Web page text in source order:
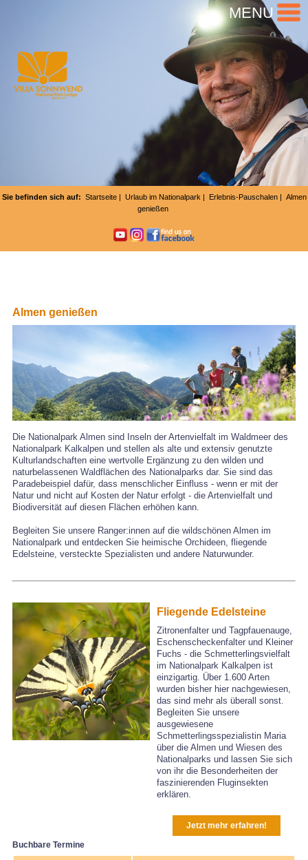
MENU
Sie befinden sich auf: Startseite| Urlaub im Nationalpark | Erlebnis-Pauschalen| Almen
genießen
Almen genießen
Die Nationalpark Almen sind Inseln der Artenvielfalt im Waldmeer des
Nationalpark Kalkalpen und stellen als alte und extensiv genutzte
Kulturlandschaften eine wertvolle Ergänzung zu den wilden und
naturbelassenen Waldflächen des Nationalparks dar. Sie sind das
Paradebeispiel dafür, dass menschlicher Einfluss - wenn er mit der
Natur und nicht auf Kosten der Natur erfolgt - die Artenvielfalt und
Biodiversität auf diesen Flächen erhöhen kann.
Begleiten Sie unsere Ranger:innen auf die wildschönen Almen im
Nationalpark und entdecken Sie heimische Orchideen, fliegende
Edelsteine, versteckte Spezialisten und andere Naturwunder.
Fliegende Edelsteine
Zitronenfalter und Tagpfauenauge,
Eschenscheckenfalter und Kleiner
Fuchs - die Schmetterlingsvielfalt
im Nationalpark Kalkalpen ist
einzigartig. Über 1.600 Arten
wurden bisher hier nachgewiesen,
das sind mehr als überall sonst.
Begleiten Sie unsere
ausgewiesene
Schmetterlingsspezialistin Maria
über die Almen und Wiesen des
Nationalparks und lassen Sie sich
von ihr die Besonderheiten der
faszinierenden Fluginsekten
erklären.
Jetzt mehr erfahren!
Buchbare Termine